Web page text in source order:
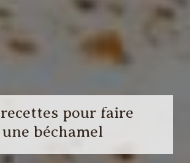
pour faire
une béchamel